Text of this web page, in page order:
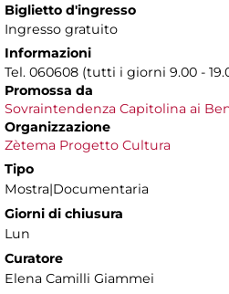
Biglietto d'ingresso
Ingresso gratuito
Informazioni
Tel. 060608 (tutti i giorni 9.00 -
Promossa da
Sovraintendenza Capitolina ai
Organizzazione
Zètema Progetto Cultura
Tipo
Mostra|Documentaria
Giorni di chiusura
Lun
Curatore
Elena Camilli Giammei